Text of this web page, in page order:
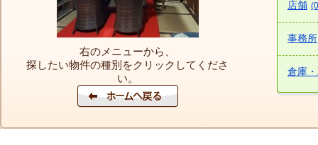
右のメニューから、
探したい物件の種別をクリックしてくださ
い。
店舗
事務所
倉庫